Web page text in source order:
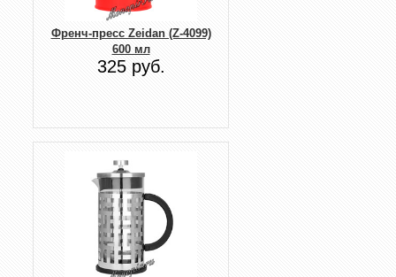
Френч-пресс Zeidan (Z-4099)
600 мл
325 руб.